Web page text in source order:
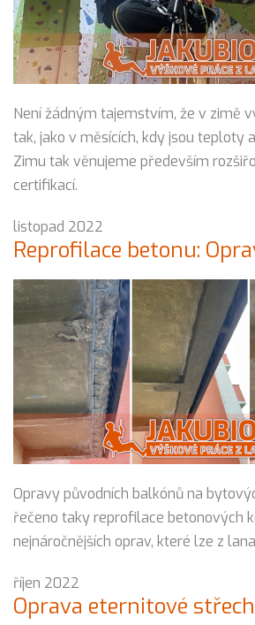
Není žádným tajemstvím, že v zimě
tak, jako v měsících, kdy jsou teploty
Zimu tak věnujeme především
certifikací.
listopad 2022
Reprofilace betonu:
Opravy původních balkónů na
řečeno taky reprofilace betonových
nejnáročnějších oprav, které lze z
říjen 2022
Oprava eternitové